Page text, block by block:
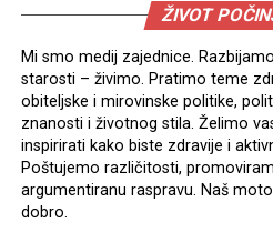
ŽIVOT
Mi smo medij zajednice.
starosti – živimo. Pratimo teme
obiteljske i mirovinske politike,
znanosti i životnog stila. Želimo
inspirirati kako biste zdravije i
Poštujemo različitosti,
argumentiranu raspravu. Naš
dobro.